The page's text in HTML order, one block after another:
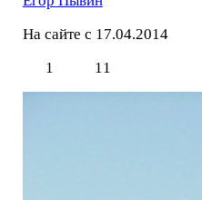
На сайте с 17.04.2014
1
11